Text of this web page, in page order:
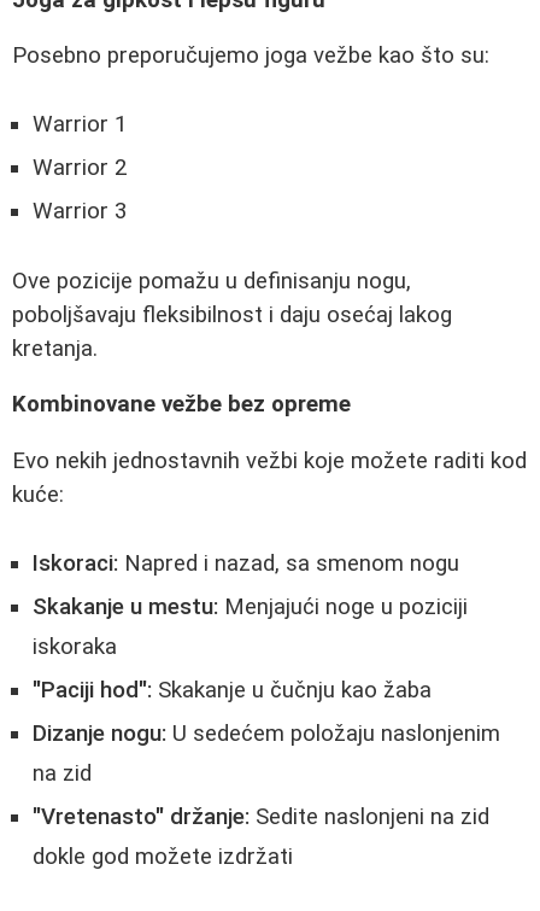
Posebno preporučujemo joga vežbe kao što su:
Warrior 1
Warrior 2
Warrior 3
Ove pozicije pomažu u definisanju nogu,
poboljšavaju fleksibilnost i daju osećaj lakog
kretanja.
Kombinovane vežbe bez opreme
Evo nekih jednostavnih vežbi koje možete raditi kod
kuće:
Iskoraci: Napred i nazad, sa smenom nogu
Skakanje u mestu: Menjajući noge u poziciji
iskoraka
"Paciji hod": Skakanje u čučnju kao žaba
Dizanje nogu: U sedećem položaju naslonjenim
na zid
"Vretenasto" držanje: Sedite naslonjeni na zid
dokle god možete izdržati